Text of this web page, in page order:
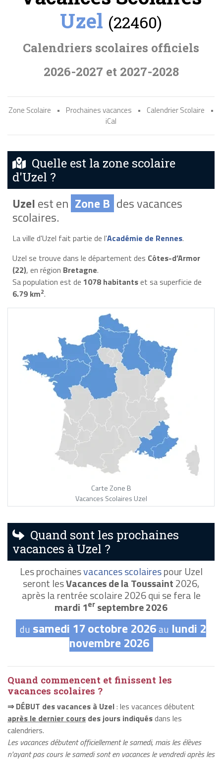
Uzel (22460)
Calendriers scolaires officiels
2026-2027 et 2027-2028
Zone Scolaire • Prochaines vacances • Calendrier Scolaire
•
iCal
Quelle est la zone scolaire
d'Uzel ?
Uzelest en Zone B des vacances
scolaires.
La ville d'Uzel fait partie de l'Académie de Rennes.
Uzel se trouve dans le département des Côtes-d’Armor
(22), en région Bretagne.
Sa population est de 1078 habitantset sa superficie de
6.79 km2.
Carte Zone B
Vacances Scolaires Uzel
Quand sont les prochaines
vacances à Uzel ?
Les prochainesvacances scolairespour Uzel
seront lesVacances de la Toussaint2026,
après la rentrée scolaire 2026 qui se fera le
mardi 1er septembre 2026
du samedi 17 octobre 2026au lundi 2
novembre 2026
Quand commencent et finissent les
vacances scolaires ?
⇒ DÉBUT des vacances à Uzel: les vacances débutent
après le dernier cours des jours indiquésdans les
calendriers.
Les vacances débutent officiellement le samedi, mais les élèves
n'ayant pas cours le samedi sont en vacances le vendredi après les